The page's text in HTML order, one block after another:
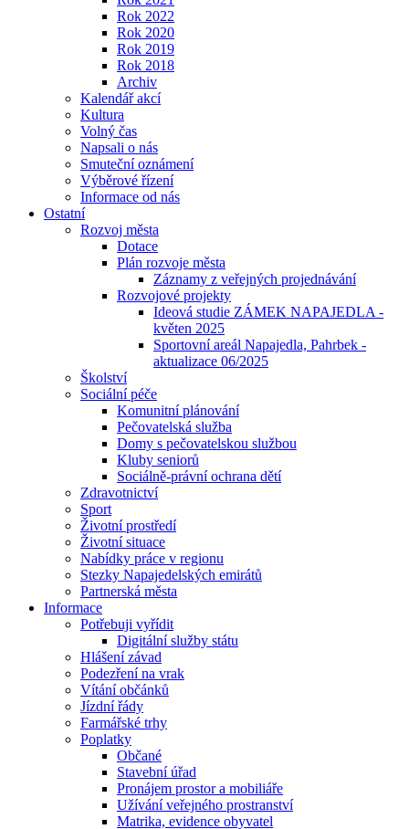
Rok 2022
Rok 2020
Rok 2019
Rok 2018
Archiv
Kalendář akcí
Kultura
Volný čas
Napsali o nás
Smuteční oznámení
Výběrové řízení
Informace od nás
Ostatní
Rozvoj města
Dotace
Plán rozvoje města
Záznamy z veřejných projednávání
Rozvojové projekty
Ideová studie ZÁMEK NAPAJEDLA -
květen 2025
Sportovní areál Napajedla, Pahrbek -
aktualizace 06/2025
Školství
Sociální péče
Komunitní plánování
Pečovatelská služba
Domy s pečovatelskou službou
Kluby seniorů
Sociálně-právní ochrana dětí
Zdravotnictví
Sport
Životní prostředí
Životní situace
Nabídky práce v regionu
Stezky Napajedelských emirátů
Partnerská města
Informace
Potřebuji vyřídit
Digitální služby státu
Hlášení závad
Podezření na vrak
Vítání občánků
Jízdní řády
Farmářské trhy
Poplatky
Občané
Stavební úřad
Pronájem prostor a mobiliáře
Užívání veřejného prostranství
Matrika, evidence obyvatel